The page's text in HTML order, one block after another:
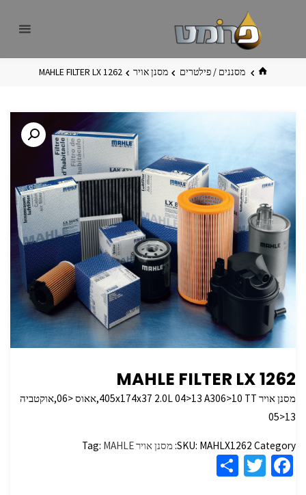
בית מסננים / פילטרים מסנן אויר MAHLE FILTER LX 1262
MAHLE FILTER LX 1262
מסנן אויר 405x174x37 2.0L 04>13 A306>10 TT,אאוס <06,אוקטביה
13<05
SKU: MAHLX1262 Category: מסנן אויר Tag: MAHLE
Fa
T